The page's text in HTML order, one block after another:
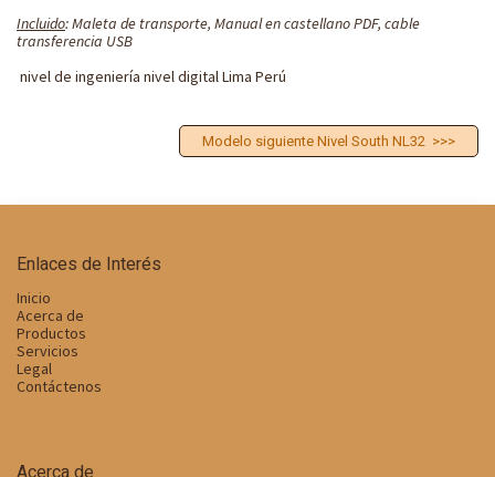
Incluido: Maleta de transporte, Manual en castellano PDF, cable
transferencia USB
nivel de ingeniería nivel digital Lima Perú
Modelo siguiente Nivel South NL32 >>>
Enlaces de Interés
Inicio
Acerca de
Productos
Servicios
Legal
Contáctenos